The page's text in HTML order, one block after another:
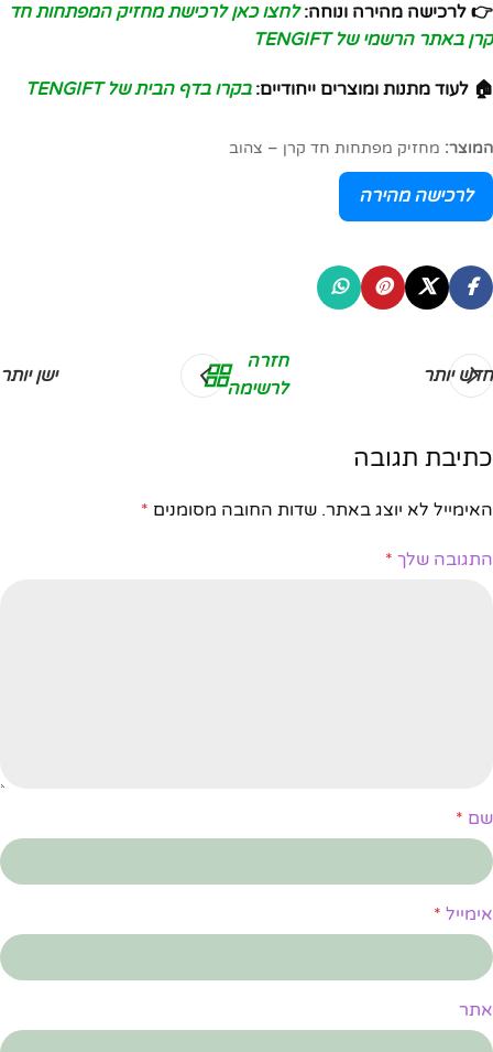
👉 לרכישה מהירה ונוחה: לחצו כאן לרכישת מחזיק המפתחות חד
קרן באתר הרשמי של TENGIFT
🏠 לעוד מתנות ומוצרים ייחודיים: בקרו בדף הבית של TENGIFT
המוצר: מחזיק מפתחות חד קרן – צהוב
לרכישה מהירה
חדש יותר
חזרה
לרשימה
ישן יותר
כתיבת תגובה
האימייל לא יוצג באתר. שדות החובה מסומנים *
התגובה שלך *
שם *
אימייל *
אתר